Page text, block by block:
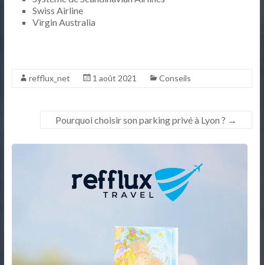
Swiss Airline
Virgin Australia
refflux_net 1 août 2021 Conseils
Pourquoi choisir son parking privé à Lyon ? →